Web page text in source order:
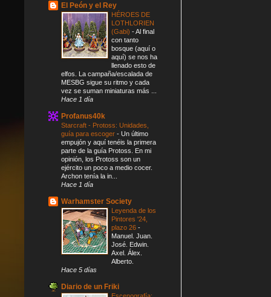
El Peón y el Rey
HÉROES DE
LOTHLORIEN
(Gabi) -Al final
con tanto
bosque (aquí o
aquí) se nos ha
llenado esto de
elfos. La campaña/escalada de
MESBG sigue su ritmo y cada
vez se suman miniaturas más ...
Hace 1 día
Profanus40k
Starcraft - Protoss: Unidades,
guía para escoger - Un último
empujón y aquí tenéis la primera
parte de la guía Protoss. En mi
opinión, los Protoss son un
ejército un poco a medio cocer.
Archon tenía la in...
Hace 1 día
Warhamster Society
Leyenda de los
Pintores '24,
plazo 26 -
Manuel. Juan.
José. Edwin.
Axel. Álex.
Alberto.
Hace 5 días
Diario de un Friki